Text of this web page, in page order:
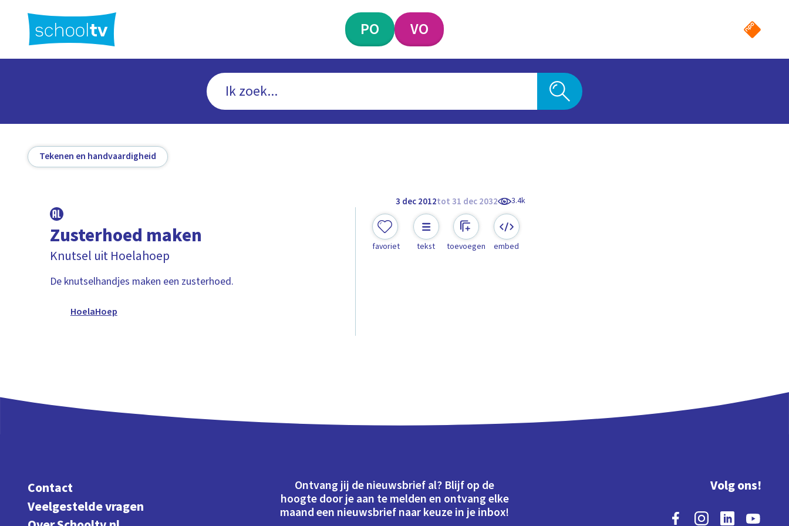
hoofdinhoud
PO VO
Tekenen en handvaardigheid
3 dec 2012tot 31 dec 2032 3.4k
Zusterhoed maken
Knutsel uit Hoelahoep
De knutselhandjes maken een zusterhoed.
HoelaHoep
favoriet tekst toevoegen embed
Contact
Veelgestelde vragen
Ontvang jij de nieuwsbrief al? Blijf op de
hoogte door je aan te melden en ontvang elke
maand een nieuwsbrief naar keuze in je inbox!
Volg ons!